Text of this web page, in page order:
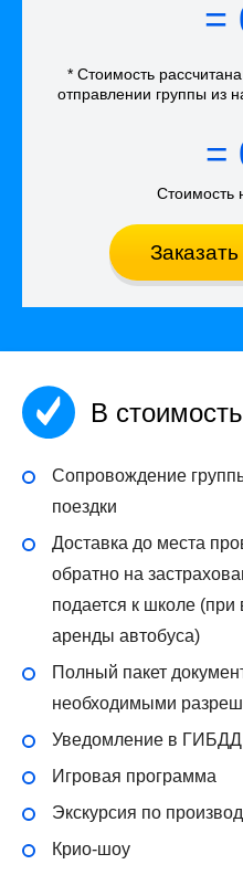
=
* Стоимость рассчитана
отправлении группы из
=
Стоимость
В
Сопровождение
поездки
Доставка до места
обратно на
подается к школе
аренды автобуса)
Полный пакет
необходимыми
Уведомление в ГИБДД
Игровая программа
Экскурсия по
Крио-шоу